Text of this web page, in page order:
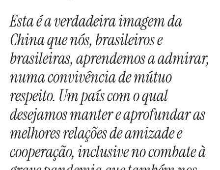
Esta é a verdadeira imagem da
China que nós, brasileiros e
brasileiras, aprendemos a admirar,
numa convivência de mútuo
respeito. Um país com o qual
desejamos manter e aprofundar as
melhores relações de amizade e
cooperação, inclusive no combate à